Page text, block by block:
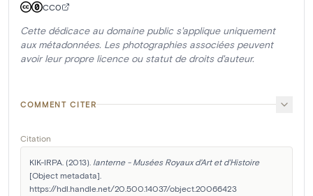
CC0
Cette dédicace au domaine public s'applique uniquement
aux métadonnées. Les photographies associées peuvent
avoir leur propre licence ou statut de droits d'auteur.
COMMENT CITER
Citation
KIK-IRPA. (2013). lanterne - Musées Royaux d'Art et d'Histoire
[Object metadata].
https://hdl.handle.net/20.500.14037/object.20066423